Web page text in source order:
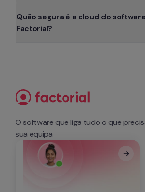
Quão segura é a cloud do
Factorial?
O software que liga tudo o que
sua equipa